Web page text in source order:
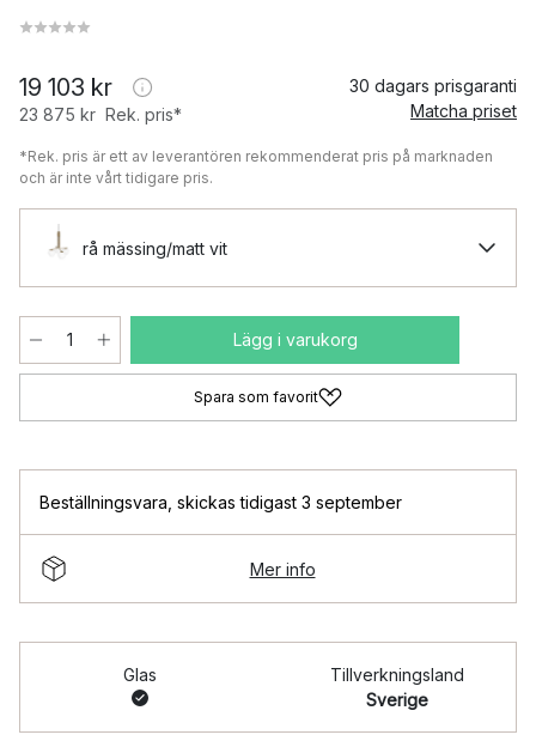
19 103 kr
23 875 kr Rek. pris*
30 dagars prisgaranti
Matcha priset
*Rek. pris är ett av leverantören rekommenderat pris på marknaden
och är inte vårt tidigare pris.
rå mässing/matt vit
Lägg i varukorg
Spara som favorit
Beställningsvara skickas tidigast 3 september
Mer info
Glas
Tillverkningsland
Sverige